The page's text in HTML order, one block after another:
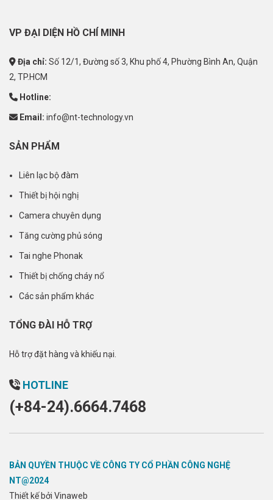
VP ĐẠI DIỆN HỒ CHÍ MINH
Địa chỉ: Số 12/1, Đường số 3, Khu phố 4, Phường Bình An, Quận
2, TP.HCM
Hotline:
Email: info@nt-technology.vn
SẢN PHẨM
Liên lạc bộ đàm
Thiết bị hội nghị
Camera chuyên dụng
Tăng cường phủ sóng
Tai nghe Phonak
Thiết bị chống cháy nổ
Các sản phẩm khác
TỔNG ĐÀI HỖ TRỢ
Hỗ trợ đặt hàng và khiếu nại.
HOTLINE
(+84-24).6664.7468
BẢN QUYỀN THUỘC VỀ CÔNG TY CỔ PHẦN CÔNG NGHỆ
NT@2024
Thiết kế bởi Vinaweb